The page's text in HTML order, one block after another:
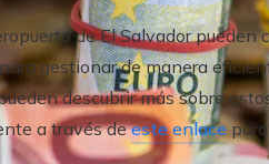
de El Salvador pueden
gestionar de manera
descubrir más sobre
a través deeste enlace